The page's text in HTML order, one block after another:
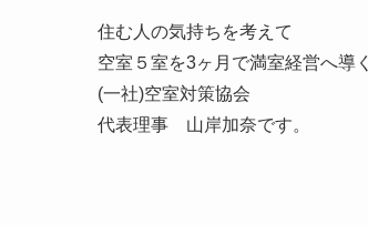
住む人の気持ちを考えて
空室５室を3ヶ月で満室経営へ導く
(一社)空室対策協会
代表理事 山岸加奈です。